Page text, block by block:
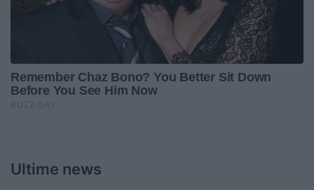
Ultime news